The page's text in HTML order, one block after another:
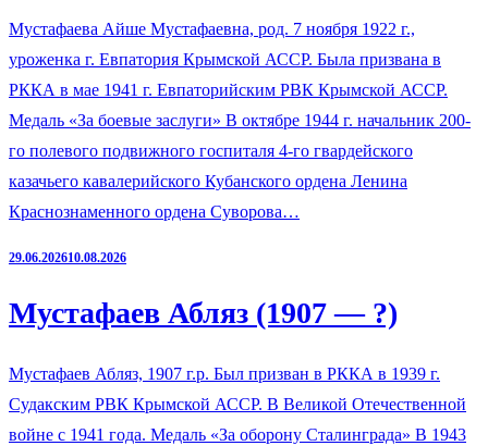
Мустафаева Айше Мустафаевна, род. 7 ноября 1922 г.,
уроженка г. Евпатория Крымской АССР. Была призвана в
РККА в мае 1941 г. Евпаторийским РВК Крымской АССР.
Медаль «За боевые заслуги» В октябре 1944 г. начальник 200-
го полевого подвижного госпиталя 4-го гвардейского
казачьего кавалерийского Кубанского ордена Ленина
Краснознаменного ордена Суворова…
29.06.202610.08.2026
Мустафаев Абляз (1907 — ?)
Мустафаев Абляз, 1907 г.р. Был призван в РККА в 1939 г.
Судакским РВК Крымской АССР. В Великой Отечественной
войне с 1941 года. Медаль «За оборону Сталинграда» В 1943